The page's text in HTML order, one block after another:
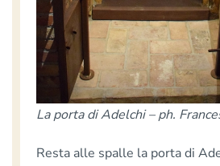
La porta di Adelchi – ph.
Resta alle spalle la porta di